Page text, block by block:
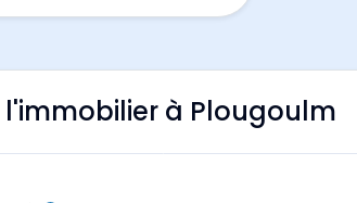
l'immobilier à Plougoulm